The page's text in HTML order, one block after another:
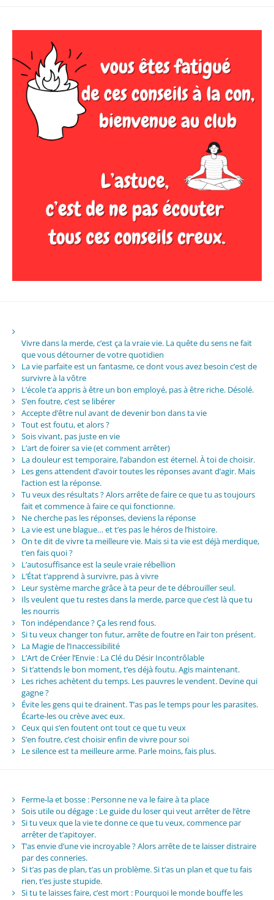
Vivre dans la merde, c’est ça la vraie vie. La quête du sens ne fait
que vous détourner de votre quotidien
La vie parfaite est un fantasme, ce dont vous avez besoin c’est de
survivre à la vôtre
L’école t’a appris à être un bon employé, pas à être riche. Désolé.
S’en foutre, c’est se libérer
Accepte d’être nul avant de devenir bon dans ta vie
Tout est foutu, et alors ?
Sois vivant, pas juste en vie
L’art de foirer sa vie (et comment arrêter)
La douleur est temporaire, l’abandon est éternel. À toi de choisir.
Les gens attendent d’avoir toutes les réponses avant d’agir. Mais
l’action est la réponse.
Tu veux des résultats ? Alors arrête de faire ce que tu as toujours
fait et commence à faire ce qui fonctionne.
Ne cherche pas les réponses, deviens la réponse
La vie est une blague… et t’es pas le héros de l’histoire.
On te dit de vivre ta meilleure vie. Mais si ta vie est déjà merdique,
t’en fais quoi ?
L’autosuffisance est la seule vraie rébellion
L’État t’apprend à survivre, pas à vivre
Leur système marche grâce à ta peur de te débrouiller seul.
Ils veulent que tu restes dans la merde, parce que c’est là que tu
les nourris
Ton indépendance ? Ça les rend fous.
Si tu veux changer ton futur, arrête de foutre en l’air ton présent.
La Magie de l’Inaccessibilité
L’Art de Créer l’Envie : La Clé du Désir Incontrôlable
Si t’attends le bon moment, t’es déjà foutu. Agis maintenant.
Les riches achètent du temps. Les pauvres le vendent. Devine qui
gagne ?
Évite les gens qui te drainent. T’as pas le temps pour les parasites.
Écarte-les ou crève avec eux.
Ceux qui s’en foutent ont tout ce que tu veux
S’en foutre, c’est choisir enfin de vivre pour soi
Le silence est ta meilleure arme. Parle moins, fais plus.
Ferme-la et bosse : Personne ne va le faire à ta place
Sois utile ou dégage : Le guide du loser qui veut arrêter de l’être
Si tu veux que la vie te donne ce que tu veux, commence par
arrêter de t’apitoyer.
T’as envie d’une vie incroyable ? Alors arrête de te laisser distraire
par des conneries.
Si t’as pas de plan, t’as un problème. Si t’as un plan et que tu fais
rien, t’es juste stupide.
Si tu te laisses faire, c’est mort : Pourquoi le monde bouffe les